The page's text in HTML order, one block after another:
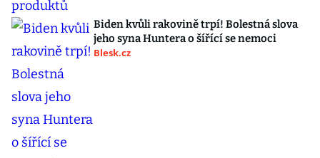
Biden kvůli rakovině trpí! Bolestná slova
jeho syna Huntera o šířící se nemoci
Blesk.cz